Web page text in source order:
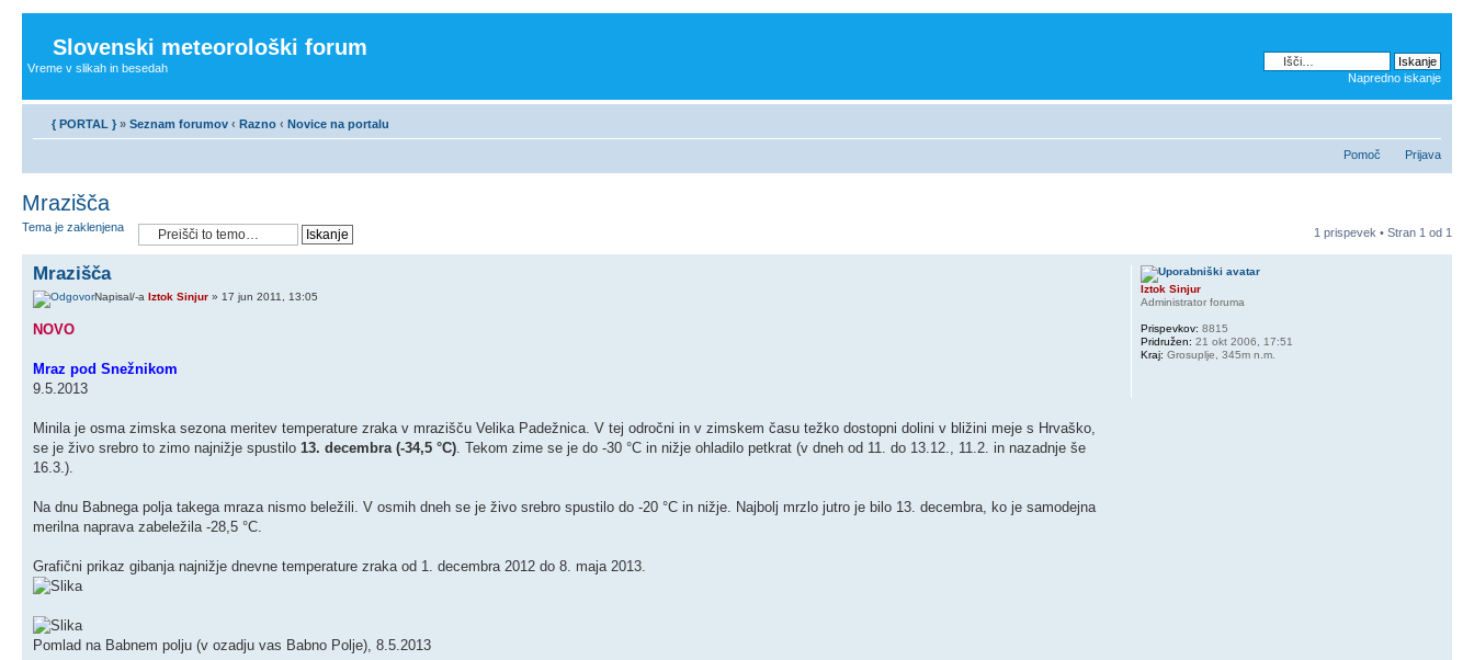
Slovenski meteorološki forum
Vreme v slikah in besedah
Napredno iskanje
{ PORTAL } » Seznam forumov ‹ Razno ‹ Novice na portalu
Pomoč Prijava
Mrazišča
Tema je zaklenjena 1 prispevek • Stran 1 od 1
Mrazišča
Napisal/-a Iztok Sinjur » 17 jun 2011, 13:05
NOVO
Mraz pod Snežnikom
9.5.2013
Minila je osma zimska sezona meritev temperature zraka v mrazišču Velika Padežnica. V tej odročni in v zimskem času težko dostopni dolini v bližini meje s Hrvaško,
se je živo srebro to zimo najnižje spustilo 13. decembra (-34,5 °C) . Tekom zime se je do -30 °C in nižje ohladilo petkrat (v dneh od 11. do 13.12., 11.2. in nazadnje še
16.3.).
Na dnu Babnega polja takega mraza nismo beležili. V osmih dneh se je živo srebro spustilo do -20 °C in nižje. Najbolj mrzlo jutro je bilo 13. decembra, ko je samodejna
merilna naprava zabeležila -28,5 °C.
Grafični prikaz gibanja najnižje dnevne temperature zraka od 1. decembra 2012 do 8. maja 2013.
Pomlad na Babnem polju (v ozadju vas Babno Polje), 8.5.2013
Iztok Sinjur
Administrator foruma
Prispevkov: 8815
Pridružen: 21 okt 2006, 17:51
Kraj: Grosuplje, 345m n.m.